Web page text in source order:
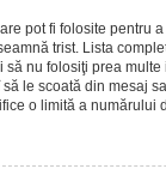
pot fi folosite pentru
trist. Lista
nu folosiţi prea
le scoată din mesaj
o limită a numărului